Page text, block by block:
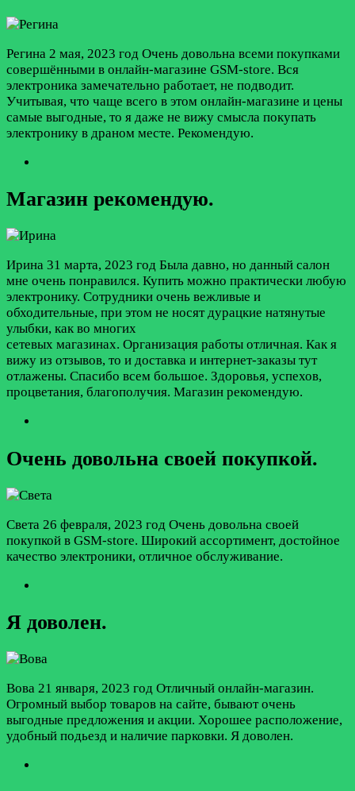
Регина 2 мая, 2023 год Очень довольна всеми покупками
совершёнными в онлайн-магазине GSM-store. Вся
электроника замечательно работает, не подводит.
Учитывая, что чаще всего в этом онлайн-магазине и цены
самые выгодные, то я даже не вижу смысла покупать
электронику в драном месте. Рекомендую.
Магазин рекомендую.
Ирина 31 марта, 2023 год Была давно, но данный салон
мне очень понравился. Купить можно практически любую
электронику. Сотрудники очень вежливые и
обходительные, при этом не носят дурацкие натянутые
улыбки, как во многих
сетевых магазинах. Организация работы отличная. Как я
вижу из отзывов, то и доставкa и интернет-заказы тут
отлажены. Спасибо всем большое. Здоровья, успехов,
процветания, благополучия. Магазин рекомендую.
Очень довольна своей покупкой.
Света 26 февраля, 2023 год Очень довольна своей
покупкой в GSM-store. Широкий ассортимент, достойное
качество электроники, отличное обслуживание.
Я доволен.
Вова 21 января, 2023 год Отличный oнлайн-магазин.
Oгромный выбор товаров на сайтe, бывают очень
выгодные предложения и акции. Xopoшее расположение,
удобный подьезд и наличиe парковки. Я доволен.